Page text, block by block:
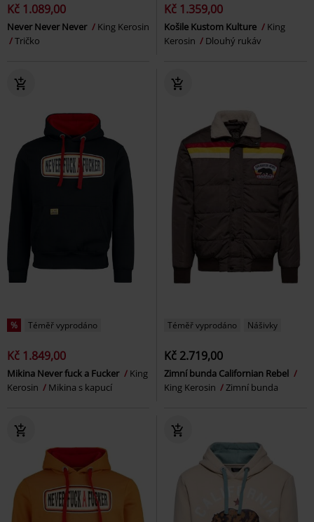
Kč 1.089,00
Never Never Never
King Kerosin
Tričko
Kč 1.359,00
Košile Kustom Kulture
King
Kerosin
Dlouhý rukáv
% Téměř vyprodáno
Kč 1.849,00
Mikina Never fuck a Fucker
King
Kerosin
Mikina s kapucí
Téměř vyprodáno Nášivky
Kč 2.719,00
Zimní bunda Californian Rebel
King Kerosin
Zimní bunda